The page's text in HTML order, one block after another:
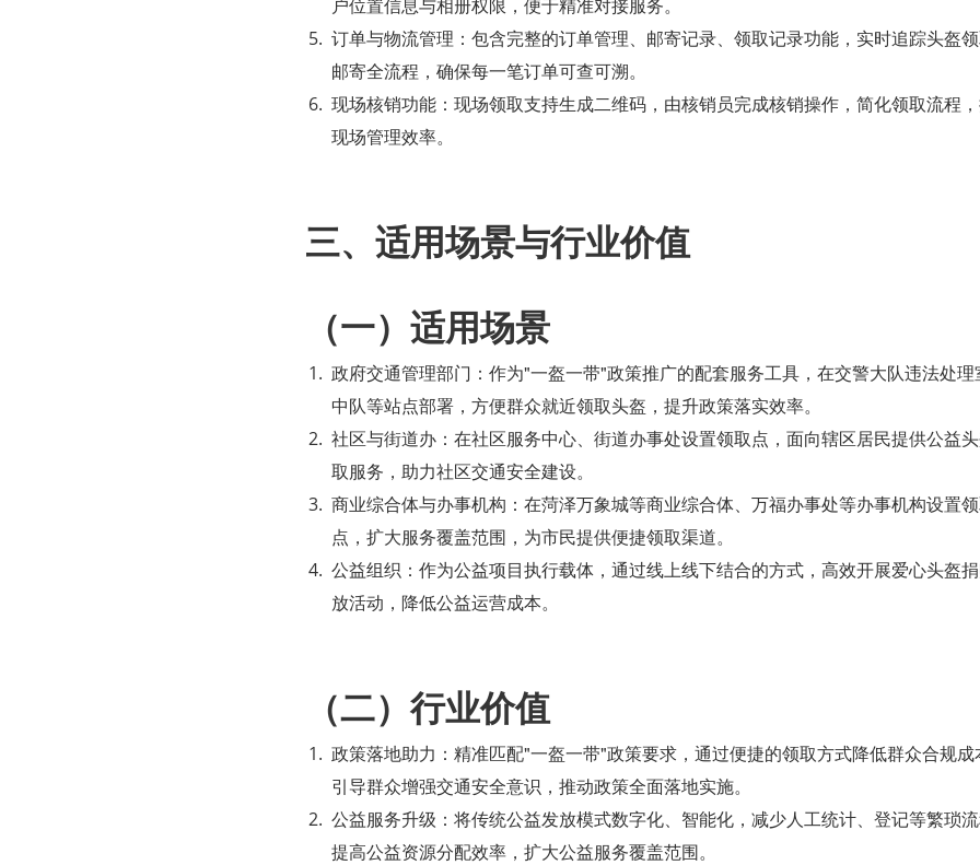
订单与物流管理：包含完整的订单管理、邮寄记录、领取记录功能，实时追踪头盔领
邮寄全流程，确保每一笔订单可查可溯。
现场核销功能：现场领取支持生成二维码，由核销员完成核销操作，简化领取流程
现场管理效率。
三、适用场景与行业价值
（一）适用场景
政府交通管理部门：作为"一盔一带"政策推广的配套服务工具，在交警大队违法处理
中队等站点部署，方便群众就近领取头盔，提升政策落实效率。
社区与街道办：在社区服务中心、街道办事处设置领取点，面向辖区居民提供公益
取服务，助力社区交通安全建设。
商业综合体与办事机构：在菏泽万象城等商业综合体、万福办事处等办事机构设置
点，扩大服务覆盖范围，为市民提供便捷领取渠道。
公益组织：作为公益项目执行载体，通过线上线下结合的方式，高效开展爱心头盔
放活动，降低公益运营成本。
（二）行业价值
政策落地助力：精准匹配"一盔一带"政策要求，通过便捷的领取方式降低群众合规成
引导群众增强交通安全意识，推动政策全面落地实施。
公益服务升级：将传统公益发放模式数字化、智能化，减少人工统计、登记等繁琐流
提高公益资源分配效率，扩大公益服务覆盖范围。